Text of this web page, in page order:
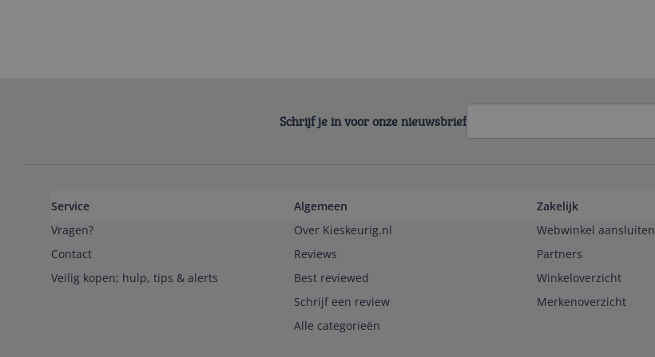
Schrijf je in voor onze nieuwsbrief
Service
Vragen?
Contact
Veilig kopen; hulp, tips & alerts
Algemeen
Over Kieskeurig.nl
Reviews
Best reviewed
Schrijf een review
Alle categorieën
Zakelijk
Webwinkel aansluiten
Partners
Winkeloverzicht
Merkenoverzicht